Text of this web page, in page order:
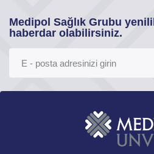
Medipol Sağlık Grubu
haberdar olabilirsiniz.